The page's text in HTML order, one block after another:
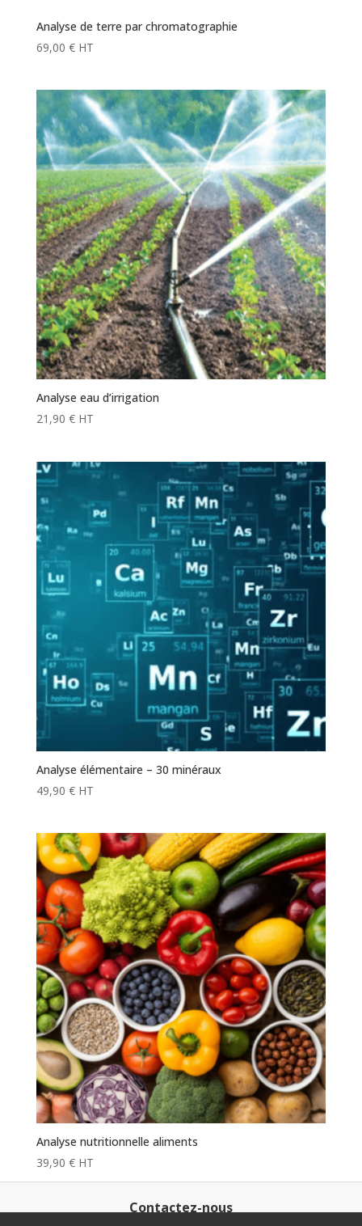
Analyse de terre par chromatographie
69,00 € HT
Analyse eau d’irrigation
21,90 € HT
Analyse élémentaire – 30 minéraux
49,90 € HT
Analyse nutritionnelle aliments
39,90 € HT
Contactez-nous